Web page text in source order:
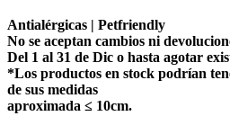
Antialérgicas | Petfriendly
No se aceptan cambios ni
Del 1 al 31 de Dic o hasta agotar
*Los productos en stock podrían
de sus medidas
aproximada ≤ 10cm.